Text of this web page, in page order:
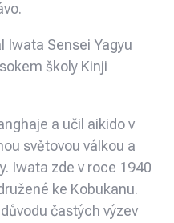
Iwata Sensei Yagyu
školy Kinji
a učil aikido v
světovou válkou a
Iwata zde v roce 1940
ke Kobukanu.
častých výzev